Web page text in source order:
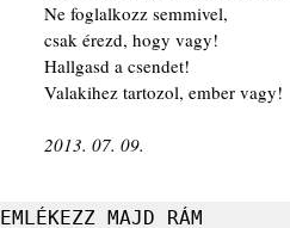
Ne foglalkozz semmivel,
csak érezd, hogy vagy!
Hallgasd a csendet!
Valakihez tartozol, ember vagy!
2013. 07. 09.
EMLÉKEZZ MAJD RÁM